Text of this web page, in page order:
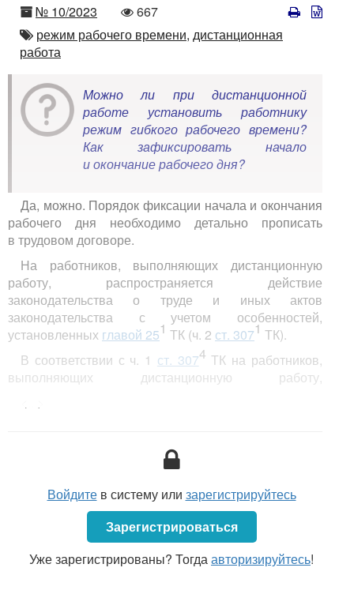
Номер
№ 10/2023
Количество
просмотров
667
Автор
режим рабочего времени, дистанционная
работа
Можно ли при дистанционной
работе установить работнику
режим гибкого рабочего времени?
Как зафиксировать начало
и окончание рабочего дня?
Да, можно. Порядок фиксации начала и окончания
рабочего дня необходимо детально прописать
в трудовом договоре.
На работников, выполняющих дистанционную
работу, распространяется действие
законодательства о труде и иных актов
законодательства с учетом особенностей,
установленных главой 251 ТК (ч. 2 ст. 3071ТК).
В соответствии с ч. 1 ст. 3074 ТК на работников,
выполняющих дистанционную работу,
рабочего времени и времени отдыха,
Войдитев систему или зарегистрируйтесь
Зарегистрироваться
Уже зарегистрированы? Тогдаавторизируйтесь!